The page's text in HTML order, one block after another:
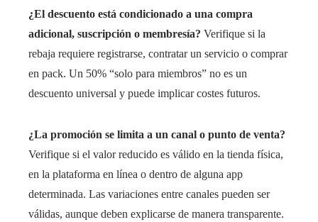
¿El descuento está condicionado a una compra
adicional, suscripción o membresía? Verifique si la
rebaja requiere registrarse, contratar un servicio o comprar
en pack. Un 50% “solo para miembros” no es un
descuento universal y puede implicar costes futuros.
¿La promoción se limita a un canal o punto de venta?
Verifique si el valor reducido es válido en la tienda física,
en la plataforma en línea o dentro de alguna app
determinada. Las variaciones entre canales pueden ser
válidas, aunque deben explicarse de manera transparente.